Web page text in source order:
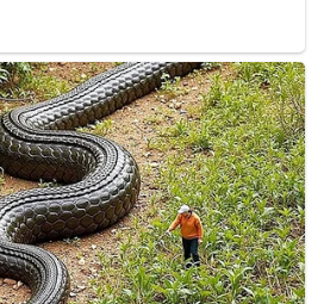
HUT Kemerdekaan RI.
bahwa pemasangan
benar merupakan salah satu
masyarakat dalam
hari bersejarah bangsa
mengimbau kepada seluruh
mempersiapkan dan memasang
Putih di depan rumah masing-
penuh. Ini adalah bentuk
kita bersama terhadap
pahlawan yang telah merebut